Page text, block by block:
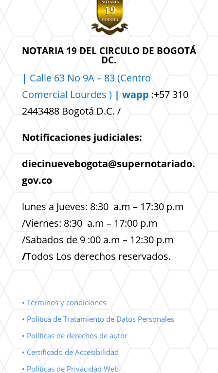
NOTARIA 19 DEL CIRCULO DE BOGOTÁ
DC.
| Calle 63 No 9A – 83 (Centro
Comercial Lourdes ) | wapp :+57 310
2443488 Bogotá D.C. /
Notificaciones judiciales:
diecinuevebogota@supernotariado.
gov.co
lunes a Jueves: 8:30 a.m – 17:30 p.m
/Viernes: 8:30 a.m – 17:00 p.m
/Sabados de 9 :00 a.m – 12:30 p.m
/Todos Los derechos reservados.
• Términos y condiciones
• Política de Tratamiento de Datos Personales
• Políticas de derechos de autor
• Certificado de Accesibilidad
• Políticas de Privacidad Web